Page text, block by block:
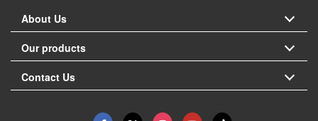
About Us
Our products
Contact Us